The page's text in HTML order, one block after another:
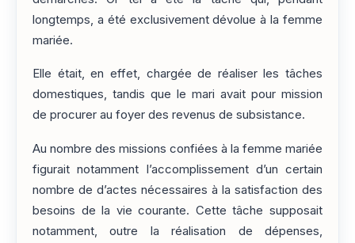
longtemps, a été exclusivement dévolue à la femme
mariée.
Elle était, en effet, chargée de réaliser les tâches
domestiques, tandis que le mari avait pour mission
de procurer au foyer des revenus de subsistance.
Au nombre des missions confiées à la femme mariée
figurait notamment l’accomplissement d’un certain
nombre de d’actes nécessaires à la satisfaction des
besoins de la vie courante. Cette tâche supposait
notamment, outre la réalisation de dépenses,